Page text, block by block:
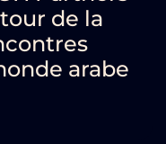
de la
arabe